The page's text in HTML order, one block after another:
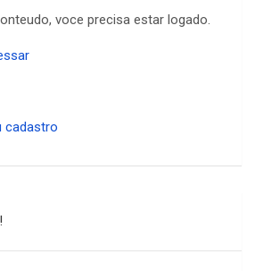
voce precisa estar logado.
cadastro